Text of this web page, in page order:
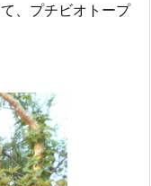
、プチビオトープ